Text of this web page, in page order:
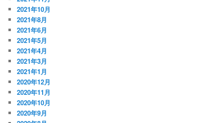
2021年10月
2021年8月
2021年6月
2021年5月
2021年4月
2021年3月
2021年1月
2020年12月
2020年11月
2020年10月
2020年9月